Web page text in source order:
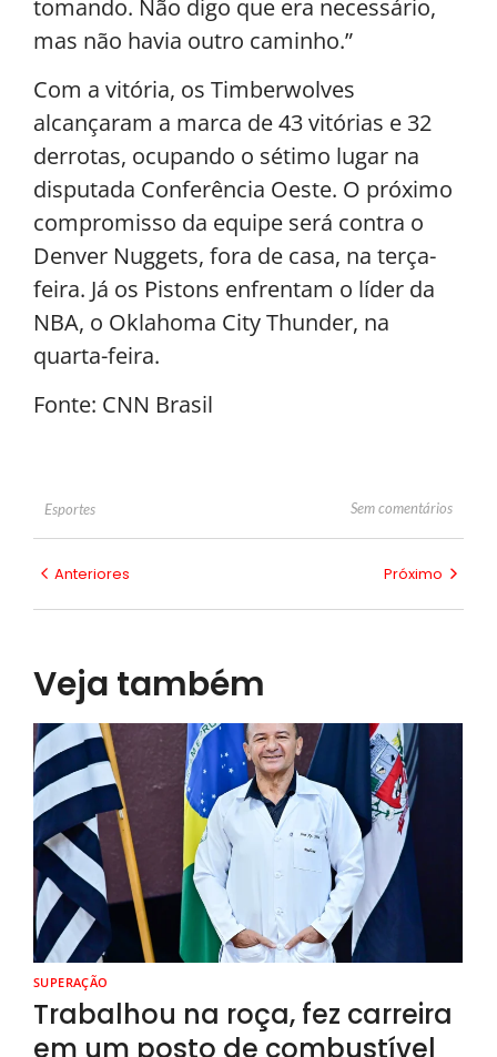
tomando. Não digo que era necessário,
mas não havia outro caminho.”
Com a vitória, os Timberwolves
alcançaram a marca de 43 vitórias e 32
derrotas, ocupando o sétimo lugar na
disputada Conferência Oeste. O próximo
compromisso da equipe será contra o
Denver Nuggets, fora de casa, na terça-
feira. Já os Pistons enfrentam o líder da
NBA, o Oklahoma City Thunder, na
quarta-feira.
Fonte: CNN Brasil
Esportes Sem comentários
Anteriores Próximo
Veja também
SUPERAÇÃO
Trabalhou na roça, fez carreira
em um posto de combustível